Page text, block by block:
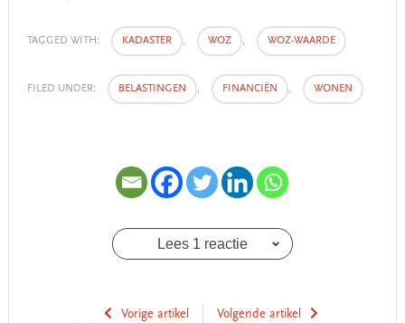
TAGGED WITH: KADASTER , WOZ , WOZ-WAARDE
FILED UNDER: BELASTINGEN , FINANCIËN , WONEN
Lees 1 reactie
Vorige artikel
Volgende artikel